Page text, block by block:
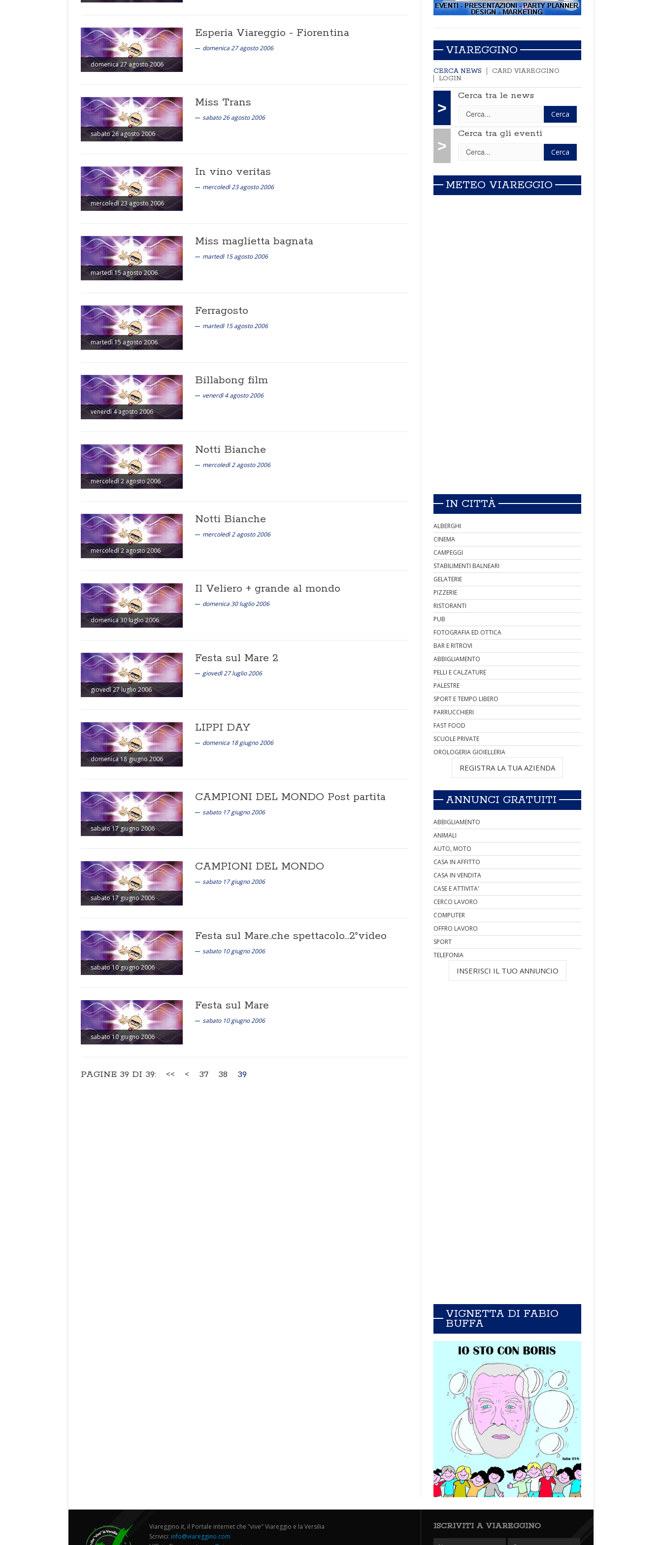
domenica 27 agosto 2006
Esperia Viareggio - Fiorentina
domenica 27 agosto 2006
sabato 26 agosto 2006
Miss Trans
sabato 26 agosto 2006
mercoledì 23 agosto 2006
In vino veritas
mercoledì 23 agosto 2006
martedì 15 agosto 2006
Miss maglietta bagnata
martedì 15 agosto 2006
martedì 15 agosto 2006
Ferragosto
martedì 15 agosto 2006
venerdì 4 agosto 2006
Billabong film
venerdì 4 agosto 2006
mercoledì 2 agosto 2006
Notti Bianche
mercoledì 2 agosto 2006
mercoledì 2 agosto 2006
Notti Bianche
mercoledì 2 agosto 2006
domenica 30 luglio 2006
Il Veliero + grande al mondo
domenica 30 luglio 2006
giovedì 27 luglio 2006
Festa sul Mare 2
giovedì 27 luglio 2006
domenica 18 giugno 2006
LIPPI DAY
domenica 18 giugno 2006
sabato 17 giugno 2006
CAMPIONI DEL MONDO Post partita
sabato 17 giugno 2006
sabato 17 giugno 2006
CAMPIONI DEL MONDO
sabato 17 giugno 2006
sabato 10 giugno 2006
Festa sul Mare..che spettacolo…2°video
sabato 10 giugno 2006
sabato 10 giugno 2006
Festa sul Mare
sabato 10 giugno 2006
PAGINE 39 DI 39: << < 37 38 39
VIAREGGINO
CERCA NEWS
CARD VIAREGGINO
LOGIN
>
Cerca tra le news
>
Cerca tra gli eventi
METEO VIAREGGIO
IN CITTÀ
ALBERGHI
CINEMA
CAMPEGGI
STABILIMENTI BALNEARI
GELATERIE
PIZZERIE
RISTORANTI
PUB
FOTOGRAFIA ED OTTICA
BAR E RITROVI
ABBIGLIAMENTO
PELLI E CALZATURE
PALESTRE
SPORT E TEMPO LIBERO
PARRUCCHIERI
FAST FOOD
SCUOLE PRIVATE
OROLOGERIA GIOIELLERIA
REGISTRA LA TUA AZIENDA
ANNUNCI GRATUITI
ABBIGLIAMENTO
ANIMALI
AUTO, MOTO
CASA IN AFFITTO
CASA IN VENDITA
CASE E ATTIVITA'
CERCO LAVORO
COMPUTER
OFFRO LAVORO
SPORT
TELEFONIA
INSERISCI IL TUO ANNUNCIO
VIGNETTA DI FABIO
BUFFA
Viareggino.it, il Portale internet che "vive" Viareggio e la Versilia
Scrivici: info@viareggino.com
ISCRIVITI A VIAREGGINO